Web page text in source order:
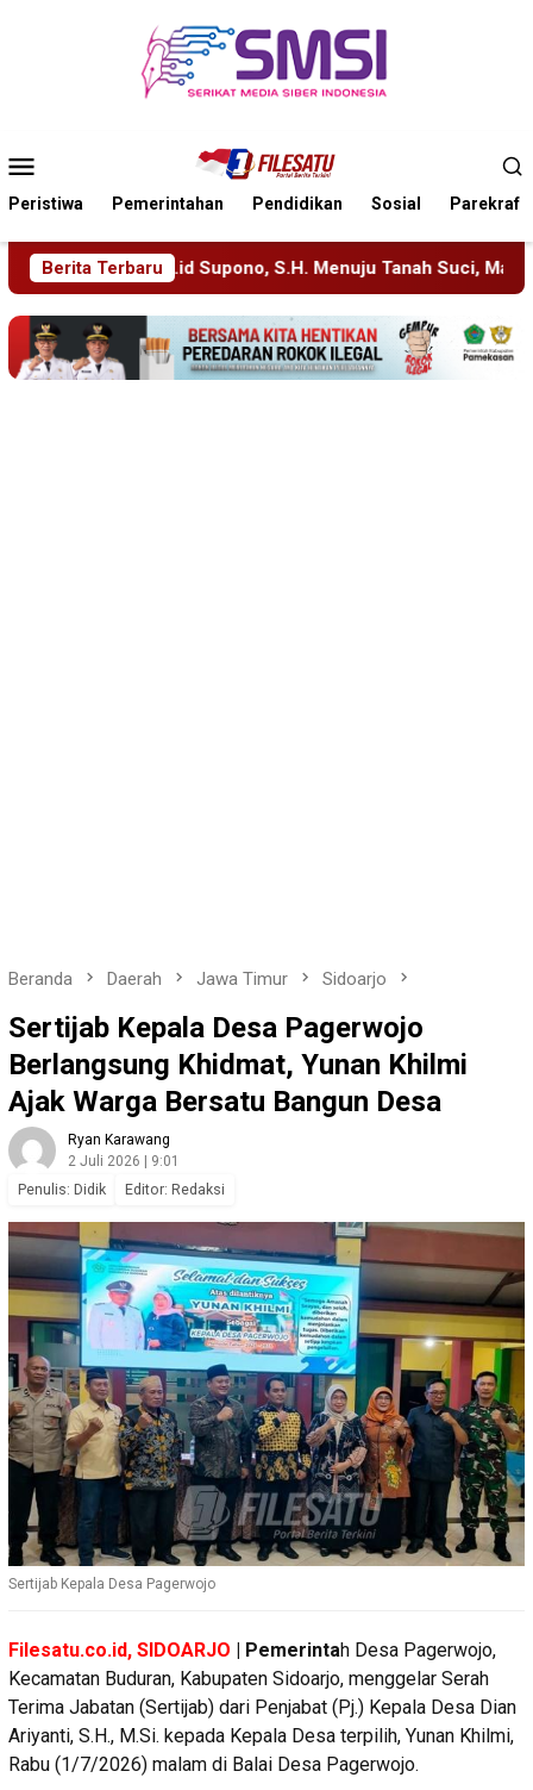
Mobile
Peristiwa Pemerintahan Pendidikan Sosial Parekraf
Berita Terbaru
Menuju Tanah Suci, Manajemen Pastikan Pelayanan Berita
Beranda Daerah Jawa Timur Sidoarjo
Sertijab Kepala Desa Pagerwojo
Berlangsung Khidmat, Yunan Khilmi
Ajak Warga Bersatu Bangun Desa
Ryan Karawang
2 Juli 2026 | 9:01
Penulis: Didik Editor: Redaksi
Sertijab Kepala Desa Pagerwojo
Filesatu.co.id, SIDOARJO | Pemerintah Desa Pagerwojo,
Kecamatan Buduran, Kabupaten Sidoarjo, menggelar Serah
Terima Jabatan (Sertijab) dari Penjabat (Pj.) Kepala Desa Dian
Ariyanti, S.H., M.Si. kepada Kepala Desa terpilih, Yunan Khilmi,
Rabu (1/7/2026) malam di Balai Desa Pagerwojo.